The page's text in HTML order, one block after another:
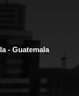
- Guatemala